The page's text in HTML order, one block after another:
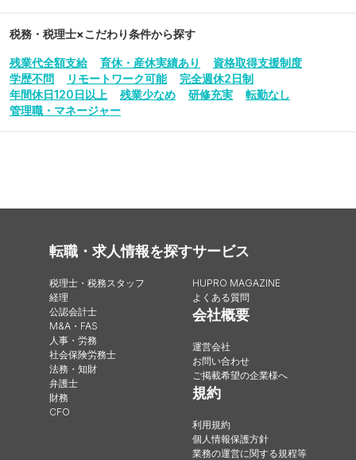
税務・税理士×こだわり条件から探す
残業代全額支給 育休・産休実績あり
資格取得支援制度
学歴不問
リモートワーク可能
完全週休2日制
年間休日120日以上
残業少なめ 研修充実
転勤なし
管理職・マネージャー
転職・求人情報を探す
税理士・税務スタッフ
経理
公認会計士
M&A・FAS
人事・労務
社会保険労務士
法務・知財
弁護士
財務
CFO
サービス
HUPRO MAGAZINE
よくある質問
会社概要
運営会社
お問い合わせ
ご掲載希望の企業様へ
規約
利用規約
個人情報保護方針
業務の運営に関する規程等